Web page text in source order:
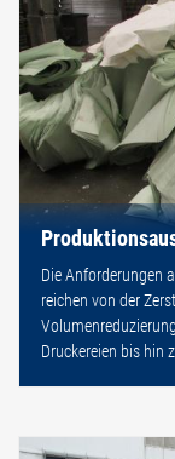
Die Anforderungen
reichen von der
Druckereien bis hin